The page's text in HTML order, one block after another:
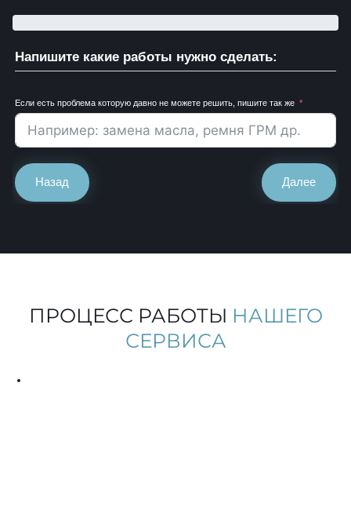
Напишите какие работы нужно сделать:
Если есть проблема которую давно не можете решить, пишите так же
Назад Далее
ПРОЦЕСС РАБОТЫ НАШЕГО
СЕРВИСА